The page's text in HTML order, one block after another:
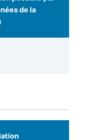
de la